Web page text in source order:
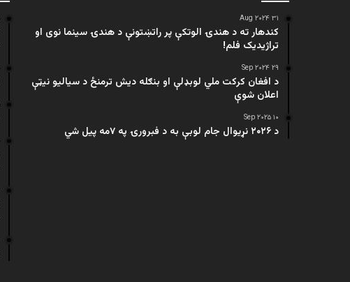
۳۱ Aug ۲۰۲۴
کندهار ته د هندۍ الوتکې پر راتښتونې د هندۍ سینما نوی او
تراژيديک فلم!
۲۹ Sep ۲۰۲۴
د افغان کرکت ملي لوبډلې او بنګله دیش ترمنځ د سیالیو نیټې
اعلان شوې
۱۰ Sep ۲۰۲۵
د ۲۰۲۶ نړیوال جام لوبې به د فبرورۍ په ۷مه پیل شي